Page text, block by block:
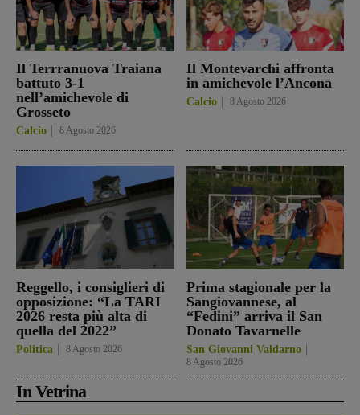
Il Terrranuova Traiana
battuto 3-1
nell’amichevole di
Grosseto
Calcio 8 Agosto 2026
Il Montevarchi affronta
in amichevole l’Ancona
Calcio 8 Agosto 2026
Reggello, i consiglieri di
opposizione: “La TARI
2026 resta più alta di
quella del 2022”
Politica 8 Agosto 2026
Prima stagionale per la
Sangiovannese, al
“Fedini” arriva il San
Donato Tavarnelle
San Giovanni Valdarno
8 Agosto 2026
In Vetrina